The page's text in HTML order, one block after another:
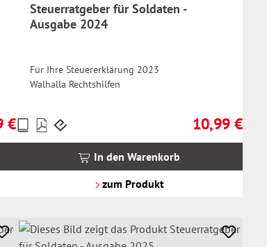
Preis:
€
Steuerratgeber für Soldaten -
Ausgabe 2024
Für Ihre Steuererklärung 2023
Walhalla Rechtshilfen
Regulärer
10,99 €
Preise
inkl.
In den Warenkorb
zum Produkt